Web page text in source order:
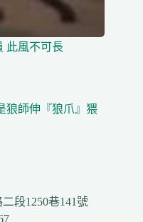
此風不可長
師伸『狼爪』猥
段1250巷141號